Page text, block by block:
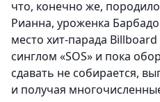
что, конечно же,
Рианна, уроженка
место хит-парада
синглом «SOS» и пока
сдавать не собирается,
и получая